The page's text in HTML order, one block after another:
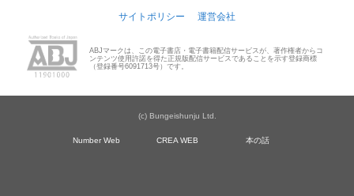
サイトポリシー 運営会社
ABJマークは、この電子書店・電子書籍配信サービスが、著作権者からコ
ンテンツ使用許諾を得た正規版配信サービスであることを示す登録商標
（登録番号6091713号）です。
(c) Bungeishunju Ltd.
Number Web CREA WEB 本の話